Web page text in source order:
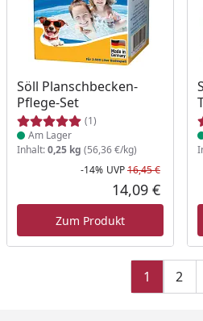
Söll Planschbecken-
Pflege-Set
(1)
Produkt am Lager
Am Lager
Inhalt:0,25 kg (56,36 €/kg)
Rabatt
-14% UVP16,45 €
14,09 €
Zum Produkt
1 Zu
2